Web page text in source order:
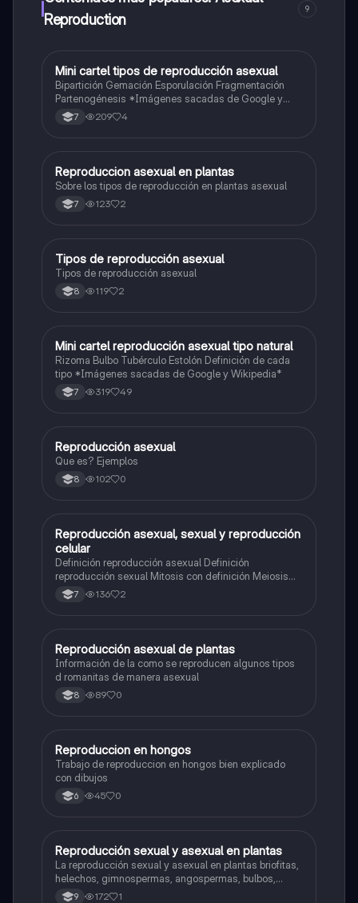
Reproduction
9
Biologia
Mini cartel tipos de reproducción asexual
Bipartición Gemación Esporulación Fragmentación
Partenogénesis *Imágenes sacadas de Google y
Wikipedia*
7 209 4
Biologia
Reproduccion asexual en plantas
Sobre los tipos de reproducción en plantas asexual
7 123 2
Biologia
Tipos de reproducción asexual
Tipos de reproducción asexual
8 119 2
Biologia
Mini cartel reproducción asexual tipo natural
Rizoma Bulbo Tubérculo Estolón Definición de cada
tipo *Imágenes sacadas de Google y Wikipedia*
7 319 49
Biologia
Reproducción asexual
Que es? Ejemplos
8 102 0
Biologia
Reproducción asexual, sexual y reproducción
celular
Definición reproducción asexual Definición
reproducción sexual Mitosis con definición Meiosis
con definición Cuadro con el número de cromosomas
de algunos organismos
7 136 2
Biologia
Reproducción asexual de plantas
Información de la como se reproducen algunos tipos
d romanitas de manera asexual
8 89 0
Biologia
Reproduccion en hongos
Trabajo de reproduccion en hongos bien explicado
con dibujos
6 45 0
Biologia
Reproducción sexual y asexual en plantas
La reproducción sexual y asexual en plantas briofitas,
helechos, gimnospermas, angospermas, bulbos,
rizomas, tubérculos y estolones.
9 172 1